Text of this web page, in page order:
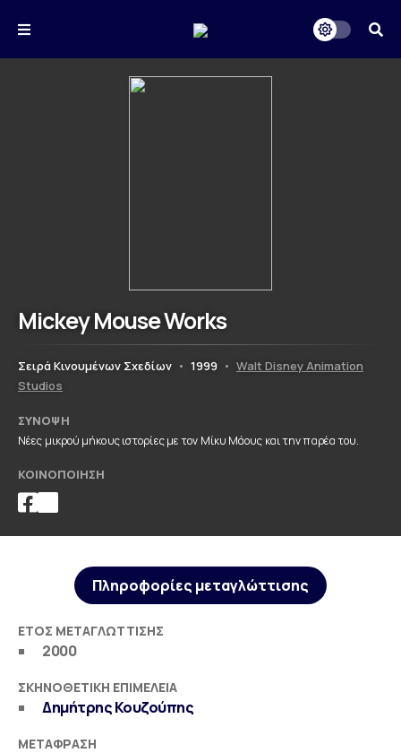
Mickey Mouse Works
Σειρά Κινουμένων Σχεδίων • 1999 • Walt Disney Animation
Studios
ΣΎΝΟΨΗ
Νέες μικρού μήκους ιστορίες με τον Μίκυ Μάους και την παρέα του.
ΚΟΙΝΟΠΟΊΗΣΗ
Πληροφορίες μεταγλώττισης
ΈΤΟΣ ΜΕΤΑΓΛΏΤΤΙΣΗΣ
2000
ΣΚΗΝΟΘΕΤΙΚΉ ΕΠΙΜΈΛΕΙΑ
Δημήτρης Κουζούπης
ΜΕΤΆΦΡΑΣΗ